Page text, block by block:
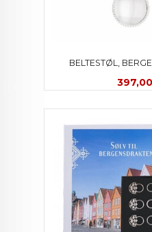
BELTESTØL,
Tilbud
397,00